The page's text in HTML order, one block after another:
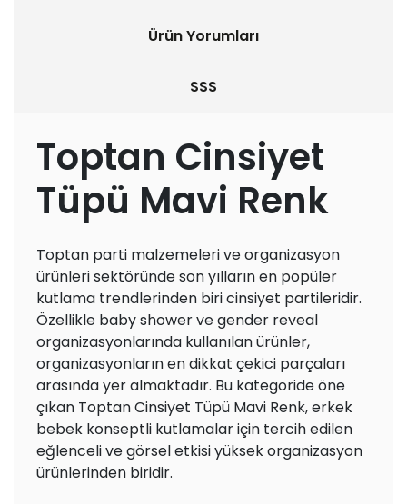
Ürün Yorumları
SSS
Toptan Cinsiyet
Tüpü Mavi Renk
Toptan parti malzemeleri ve organizasyon
ürünleri sektöründe son yılların en popüler
kutlama trendlerinden biri cinsiyet partileridir.
Özellikle baby shower ve gender reveal
organizasyonlarında kullanılan ürünler,
organizasyonların en dikkat çekici parçaları
arasında yer almaktadır. Bu kategoride öne
çıkan Toptan Cinsiyet Tüpü Mavi Renk, erkek
bebek konseptli kutlamalar için tercih edilen
eğlenceli ve görsel etkisi yüksek organizasyon
ürünlerinden biridir.